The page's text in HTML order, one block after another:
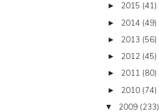
► 2015 (41)
► 2014 (49)
► 2013 (56)
► 2012 (45)
► 2011 (80)
► 2010 (74)
▼ 2009 (233)